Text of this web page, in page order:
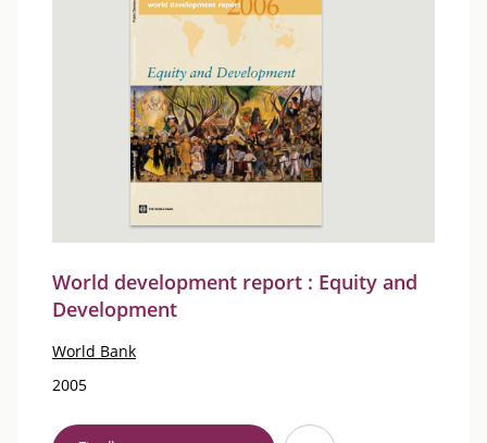
World development report : Equity and
Development
World Bank
2005